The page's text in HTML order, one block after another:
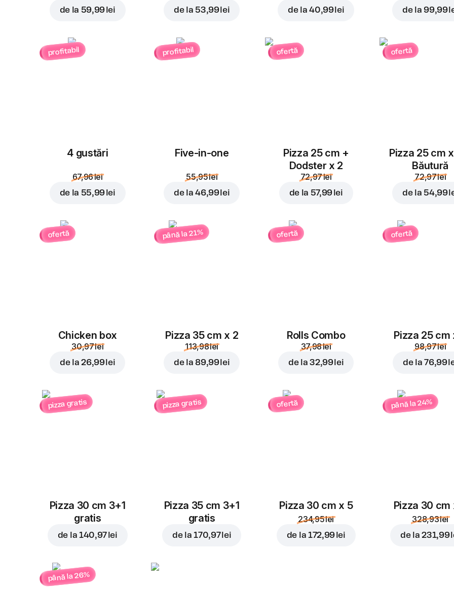
de la 59,99 lei de la 53,99 lei de la40,99 lei de la 99,99
profitabil
4 gustări
67,96 lei
de la 55,99 lei
profitabil
Five-in-one
55,95 lei
de la46,99 lei
ofertă
Pizza 25 cm +
Dodster x 2
72,97 lei
de la 57,99 lei
ofertă
Pizza 25 cm
Băutură
72,97 lei
de la 54,99
ofertă
Chicken box
30,97 lei
de la26,99 lei
până la 21%
Pizza 35 cm x 2
113,98 lei
de la 89,99 lei
ofertă
Rolls Combo
37,98 lei
de la32,99 lei
ofertă
Pizza 25 cm
98,97 lei
de la76,99
pizza gratis
Pizza 30 cm 3+1
gratis
de la 140,97 lei
pizza gratis
Pizza 35 cm 3+1
gratis
de la170,97 lei
ofertă
Pizza 30 cm x 5
234,95 lei
de la 172,99 lei
până la 24%
Pizza 30 cm
328,93 lei
de la231,99
până la 26%